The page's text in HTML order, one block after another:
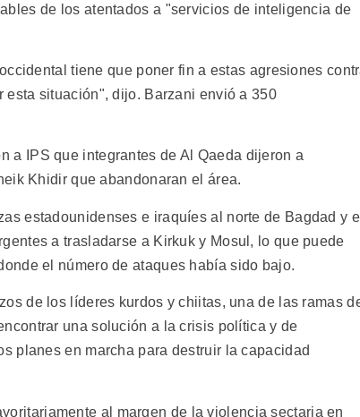
de los atentados a "servicios de inteligencia de
tiene que poner fin a estas agresiones
esta situación", dijo. Barzani envió a 350
a IPS que integrantes de Al Qaeda dijeron a
Khidir que abandonaran el área.
estadounidenses e iraquíes al norte de Bagdad y
a trasladarse a Kirkuk y Mosul, lo que puede
el número de ataques había sido bajo.
de los líderes kurdos y chiitas, una de las ramas
una solución a la crisis política y de
planes en marcha para destruir la capacidad
al margen de la violencia sectaria en